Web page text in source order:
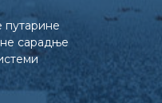
путарине
сарадње